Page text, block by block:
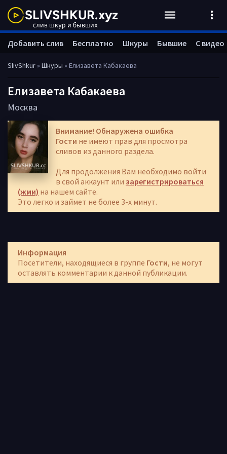
SlivShkur» Шкуры » Елизавета Кабакаева
Елизавета Кабакаева
Москва
Внимание! Обнаружена ошибка
Гости не имеют прав для просмотра
сливов из данного раздела.
Для продолжения Вам необходимо войти
в свой аккаунт или зарегистрироваться
(жми) на нашем сайте.
Это легко и займет не более 3-х минут.
Информация
Посетители, находящиеся в группе Гости, не могут
оставлять комментарии к данной публикации.
Добавить слив Бесплатно Шкуры Бывшие С видео